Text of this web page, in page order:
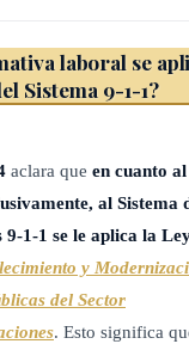
Coordinadora del
por un
forma directa a la
involucrada, y su
laboral se
Sistema 9-1-1?
aclara que en cuanto
al Sistema
9-1-1 se le aplica la
y
del Sector
. Esto significa